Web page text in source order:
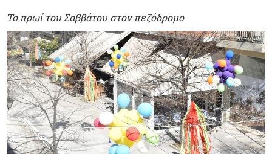
Το πρωί του Σαββάτου στον πεζόδρομο